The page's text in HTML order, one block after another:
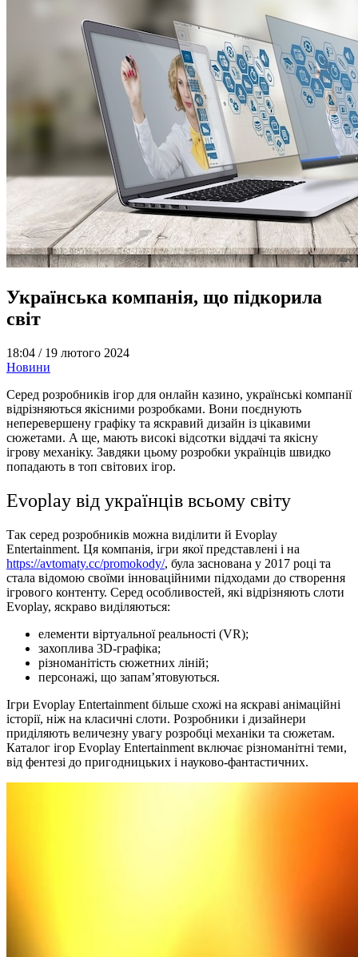
Українська компанія, що підкорила
світ
18:04 / 19 лютого 2024
Новини
Серед розробників ігор для онлайн казино, українські компанії
відрізняються якісними розробками. Вони поєднують
неперевершену графіку та яскравий дизайн із цікавими
сюжетами. А ще, мають високі відсотки віддачі та якісну
ігрову механіку. Завдяки цьому розробки українців швидко
попадають в топ світових ігор.
Evoplay від українців всьому світу
Так серед розробників можна виділити й Evoplay
Entertainment. Ця компанія, ігри якої представлені і на
https://avtomaty.cc/promokody/, була заснована у 2017 році та
стала відомою своїми інноваційними підходами до створення
ігрового контенту. Серед особливостей, які відрізняють слоти
Evoplay, яскраво виділяються:
елементи віртуальної реальності (VR);
захоплива 3D-графіка;
різноманітість сюжетних ліній;
персонажі, що запам’ятовуються.
Ігри Evoplay Entertainment більше схожі на яскраві анімаційні
історії, ніж на класичні слоти. Розробники і дизайнери
приділяють величезну увагу розробці механіки та сюжетам.
Каталог ігор Evoplay Entertainment включає різноманітні теми,
від фентезі до пригодницьких і науково-фантастичних.